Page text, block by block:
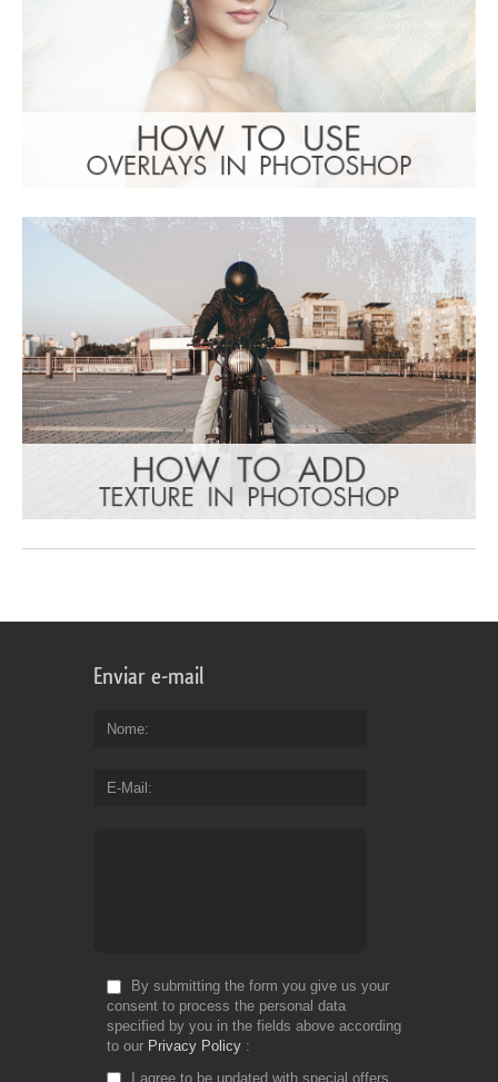
Enviar e-mail
Nome
E-Mail
By submitting the form you give us your
consent to process the personal data
specified by you in the fields above according
to our Privacy Policy
I agree to be updated with special offers